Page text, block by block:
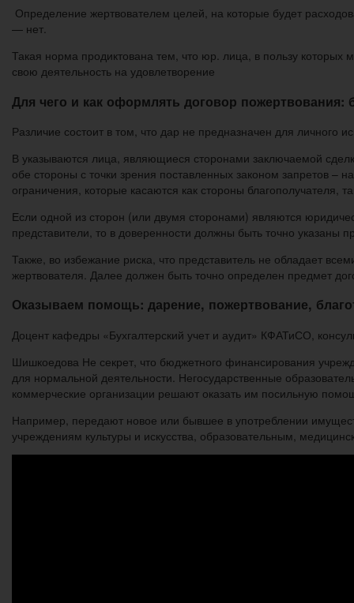
Определение жертвователем целей, на которые будет
— нет.
Такая норма продиктована тем, что юр. лица, в пользу которых
свою деятельность на удовлетворение
Для чего и как оформлять договор пожертвования:
Различие состоит в том, что дар не предназначен для личного
В указываются лица, являющиеся сторонами заключаемой
обе стороны с точки зрения поставленных законом запретов
ограничения, которые касаются как стороны благополучателя,
Если одной из сторон (или двумя сторонами) являются
представители, то в доверенности должны быть точно указаны
Также, во избежание риска, что представитель не обладает
жертвователя. Далее должен быть точно определен предмет
Оказываем помощь: дарение, пожертвование,
Доцент кафедры «Бухгалтерский учет и аудит» КФАТиСО,
Шишкоедова Не секрет, что бюджетного финансирования
для нормальной деятельности. Негосударственные
коммерческие организации решают оказать им посильную
Например, передают новое или бывшее в употреблении
учреждениям культуры и искусства, образовательным,